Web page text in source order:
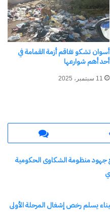
أسوان تشكو تفاقم أزمة القمامة في
أحد أهم شوارعها
11 سبتمبر، 2025
جهود منظومة الشكاوى الحكومية
يسلم رخص إشغال المرحلة الأولى